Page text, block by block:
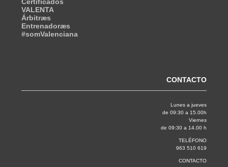
VALENTA
Árbitræs
Entrenadoræs
#somValenciana
CONTACTO
Lunes a jueves
de 09:30 a 15.00h
Viernes
de 09:30 a 14.00 h
TELÉFONO
963 510 619
CONTACTO